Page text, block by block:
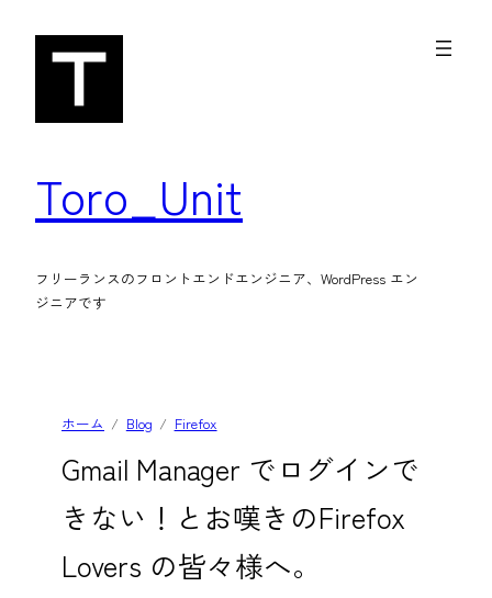
Toro_Unit
フリーランスのフロントエンドエンジニア、WordPress エン
ジニアです
ホーム Blog Firefox
Gmail Manager でログインで
きない！とお嘆きのFirefox
Lovers の皆々様へ。